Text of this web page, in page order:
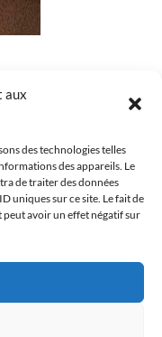
aux
des technologies telles
des appareils. Le
de traiter des données
uniques sur ce site. Le fait de
avoir un effet négatif sur